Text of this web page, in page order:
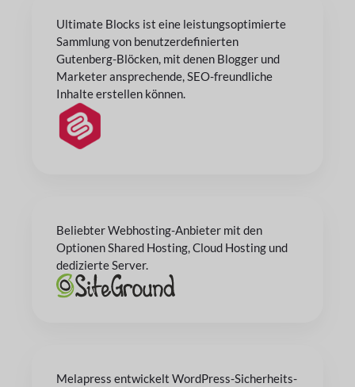
Ultimate Blocks ist eine leistungsoptimierte
Sammlung von benutzerdefinierten
Gutenberg-Blöcken, mit denen Blogger und
Marketer ansprechende, SEO-freundliche
Inhalte erstellen können.
Beliebter Webhosting-Anbieter mit den
Optionen Shared Hosting, Cloud Hosting und
dedizierte Server.
Melapress entwickelt WordPress-Sicherheits-